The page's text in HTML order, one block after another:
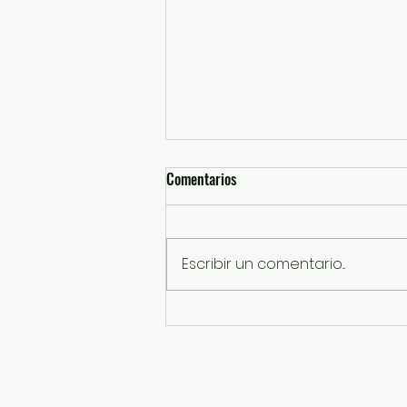
¡OPINIÓN! LETRAS DE JUAN
Comentarios
Escribir un comentario...